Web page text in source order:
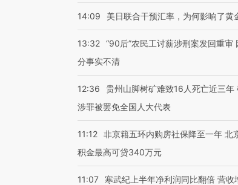
14:09 美日联合干预汇率，为何影响了黄
13:32 “90后”农民工讨薪涉刑案发回重审
分事实不清
12:36
贵州山脚树矿难致16人死亡近三年
涉罪被罢免全国人大代表
11:12 非京籍五环内购房社保降至一年 北
积金最高可贷340万元
11:07
寒武纪上半年净利润同比翻倍 营收